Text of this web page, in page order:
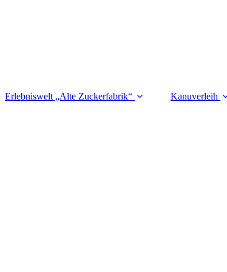
Erlebniswelt „Alte Zuckerfabrik“ Kanuverleih